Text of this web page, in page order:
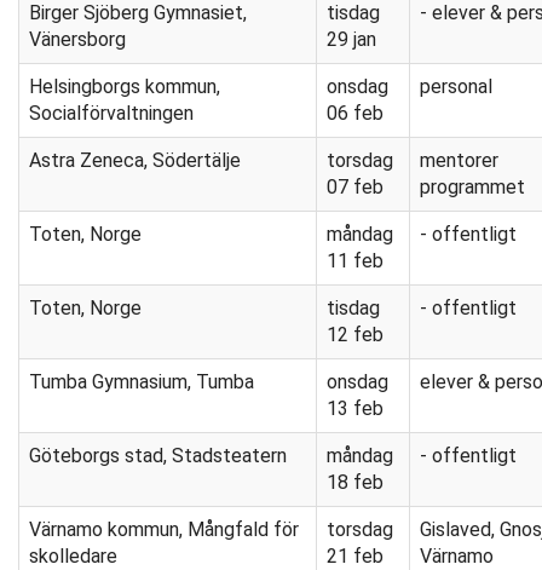
Birger Sjöberg Gymnasiet,
Vänersborg
tisdag
29 jan
- elever &
Helsingborgs kommun,
Socialförvaltningen
onsdag
06 feb
personal
Astra Zeneca, Södertälje
torsdag
07 feb
mentorer
programmet
Toten, Norge
måndag
11 feb
- offentligt
Toten, Norge
tisdag
12 feb
- offentligt
Tumba Gymnasium, Tumba
onsdag
13 feb
elever &
Göteborgs stad, Stadsteatern
måndag
18 feb
- offentligt
Värnamo kommun, Mångfald för
skolledare
torsdag
21 feb
Gislaved,
Värnamo